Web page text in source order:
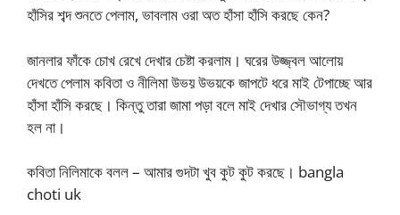
হাঁসির শব্দ শুনতে পেলাম, ভাবলাম ওরা অত হাঁসা হাঁসি করছে কেন?
জানলার ফাঁকে চোখ রেখে দেখার চেষ্টা করলাম। ঘরের উজ্জ্বল আলোয়
দেখতে পেলাম কবিতা ও নীলিমা উভয় উভয়কে জাপটে ধরে মাই টেপাচ্ছে আর
হাঁসা হাঁসি করছে। কিন্তু তারা জামা পড়া বলে মাই দেখার সৌভাগ্য তখন
হল না।
কবিতা নিলিমাকে বলল – আমার গুদটা খুব কুট কুট করছে। bangla
choti uk